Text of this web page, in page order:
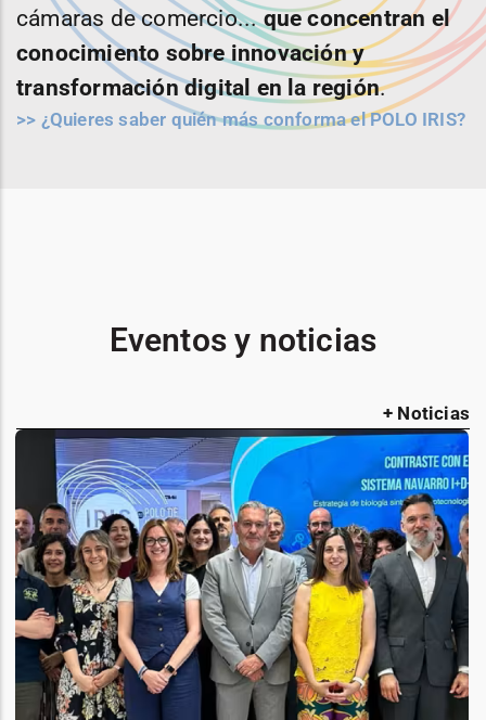
cámaras de comercio...que concentran el
conocimiento sobre innovación y
transformación digital en la región.
>> ¿Quieres saber quién más conforma el POLO IRIS?
Eventos y noticias
+ Noticias